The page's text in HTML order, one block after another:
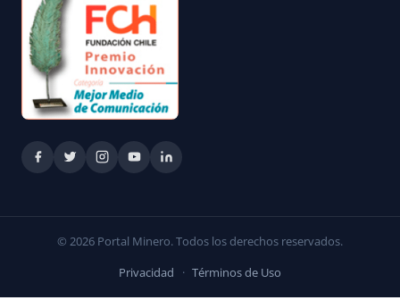
© 2026 Portal Minero. Todos los derechos reservados.
Privacidad · Términos de Uso